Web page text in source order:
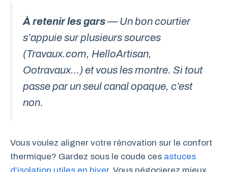
À retenir les gars— Un bon courtier
s’appuie sur plusieurs sources
(Travaux.com, HelloArtisan,
Ootravaux…) et vous les montre. Si tout
passe par un seul canal opaque, c’est
non.
Vous voulez aligner votre rénovation sur le confort
thermique? Gardez sous le coude ces astuces